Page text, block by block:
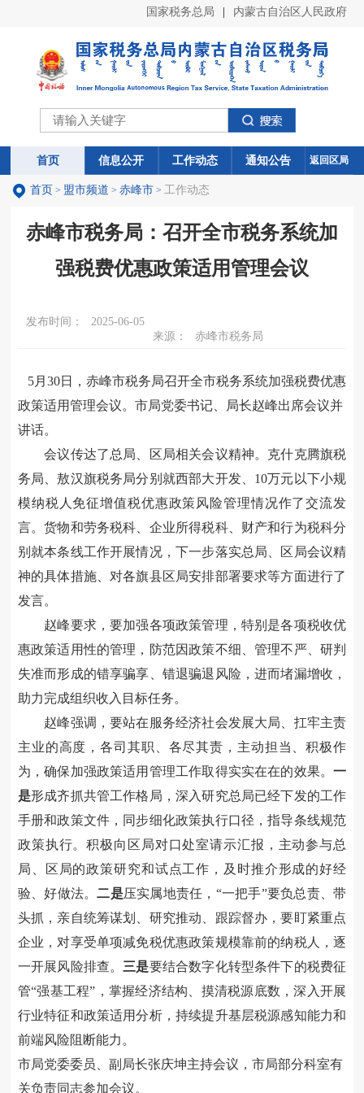
国家税务总局 内蒙古自治区人民政府
首页 信息公开 工作动态 通知公告
首页 信息公开 工作动态 通知公告 返回区局
首页 > 盟市频道 > 赤峰市> 工作动态
赤峰市税务局：召开全市税务系统加
强税费优惠政策适用管理会议
发布时间：
2025-06-05
来源：
赤峰市税务局
5月30日，赤峰市税务局召开全市税务系统加强税费优惠
政策适用管理会议。市局党委书记、局长赵峰出席会议并
讲话。
会议传达了总局、区局相关会议精神。克什克腾旗税
务局、敖汉旗税务局分别就西部大开发、 10万元以下小规
模纳税人免征增值税优惠政策风险管理情况作了交流发
言。货物和劳务税科、企业所得税科、财产和行为税科分
别就本条线工作开展情况，下一步落实总局、区局会议精
神的具体措施、对各旗县区局安排部署要求等方面进行了
发言。
赵峰要求，要加强各项政策管理，特别是各项税收优
惠政策适用性的管理，防范因政策不细、管理不严、研判
失准而形成的错享骗享、错退骗退风险，进而堵漏增收，
助力完成组织收入目标任务。
赵峰强调，要站在服务经济社会发展大局、扛牢主责
主业的高度，各司其职、各尽其责，主动担当、积极作
为，确保加强政策适用管理工作取得实实在在的效果。一
是形成齐抓共管工作格局 ，深入研究总局已经下发的工作
手册和政策文件，同步细化政策执行口径，指导条线规范
政策执行。积极向区局对口处室请示汇报，主动参与总
局、区局的政策研究和试点工作，及时推介形成的好经
验、好做法。二是压实属地责任， “一把手”要负总责、带
头抓，亲自统筹谋划、研究推动、跟踪督办 ，要盯紧重点
企业，对享受单项减免税优惠政策规模靠前的纳税人，逐
一开展风险排查。 三是要结合数字化转型条件下的税费征
管“强基工程” ，掌握经济结构、摸清税源底数，深入开展
行业特征和政策适用分析，持续提升基层税源感知能力和
前端风险阻断能力。
市局党委委员、副局长张庆坤主持会议，市局部分科室有
关负责同志参加会议。